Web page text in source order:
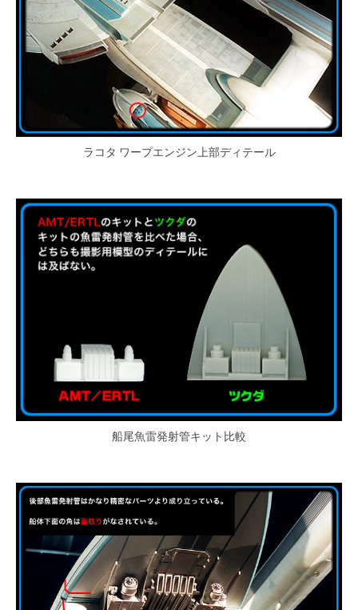
ラコタ ワープエンジン上部ディテール
船尾魚雷発射管キット比較